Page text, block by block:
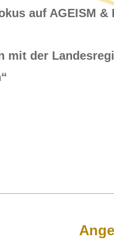
auf AGEISM &
mit der